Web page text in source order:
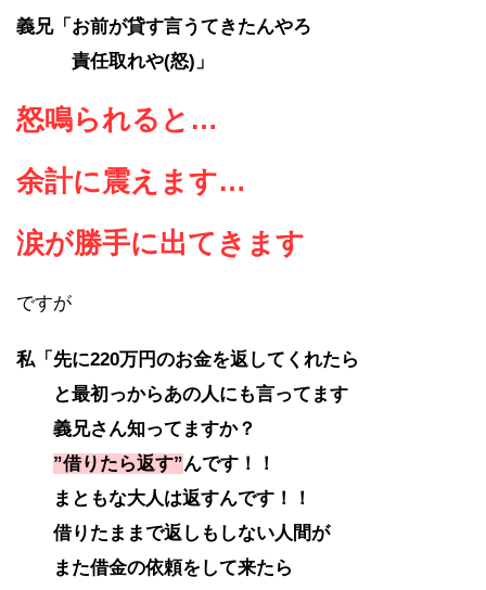
義兄「お前が貸す言うてきたんやろ
責任取れや(怒)」
怒鳴られると…
余計に震えます…
涙が勝手に出てきます
ですが
私「先に220万円のお金を返してくれたら
と最初っからあの人にも言ってます
義兄さん知ってますか？
”借りたら返す”んです！！
まともな大人は返すんです！！
借りたままで返しもしない人間が
また借金の依頼をして来たら